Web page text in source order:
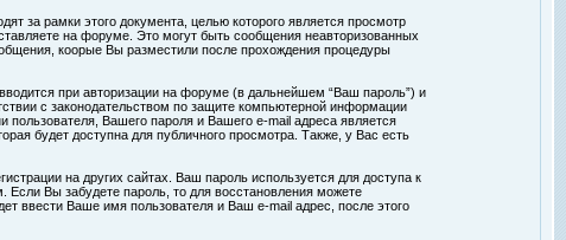
за рамки этого документа, целью которого является просмотр
на форуме. Это могут быть сообщения неавторизованных
коорые Вы разместили после прохождения процедуры
при авторизации на форуме (в дальнейшем “Ваш пароль”) и
с законодательством по защите компьютерной информации
Вашего пароля и Вашего e-mail адреса является
будет доступна для публичного просмотра. Также, у Вас есть
на других сайтах. Ваш пароль используется для доступа к
Если Вы забудете пароль, то для восстановления можете
ввести Ваше имя пользователя и Ваш e-mail адрес, после этого